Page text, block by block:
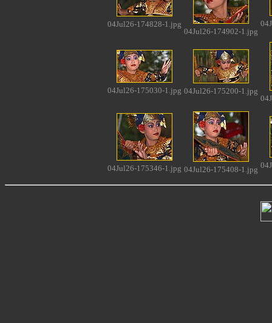
04Jul26-174828-1.jpg
04Jul26-174902-1.jpg
04Jul26-175030-1.jpg 04Jul26-175200-1.jpg
04Jul26-175346-1.jpg 04Jul26-175408-1.jpg